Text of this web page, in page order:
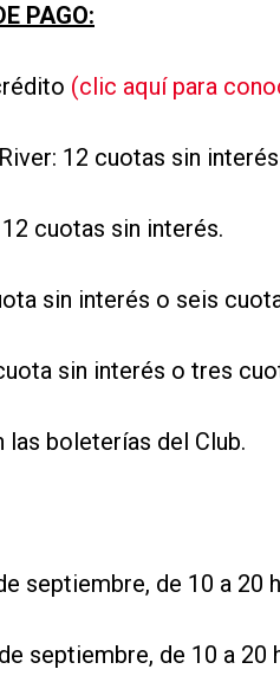
PAGO:
(clic aquí para
12 cuotas sin
cuotas sin interés.
sin interés o seis
sin interés o tres
las boleterías del Club.
septiembre, de 10 a 20
septiembre, de 10 a 20